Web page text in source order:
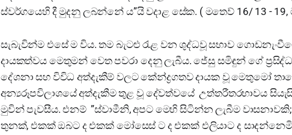
ස්වර්ගයෙහි දී මුදනු ලබන්නේ ය”යි වදාළ සේක. ( මතෙව් 16/ 13 - 19,
සැබැවින්ම එසේ ම විය. තම බැටළු රැළ වන ශුද්ධවූ සභාව
දායකත්වය මෙතුමන් වෙත පවරා දෙනු ලැබීය. ජේසු සමිඳුන් ගේ ප්‍රසිද්ධ
දේශනා සහ විවිධ අත්දැකීම් වලට කේන්ද්‍රගතව දායක වූ මෙතුමෝ
අන්‍යරූපවිලාශයේ අත්දැකීම තුළ වූ දේවත්වයේ උත්තරීතරභාවය
මුවින් පැවසීය. එනම් ”ස්වාමීනි, අපට මෙහි සිටින්න ලැබීම
තුනක්, එකක් ඔබට ද එකක් මෝසෙස් ට ද එකක් එලියාට ද